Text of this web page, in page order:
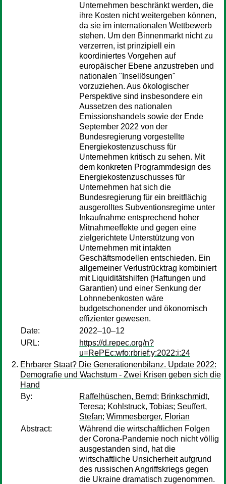
Unternehmen beschränkt werden, die
ihre Kosten nicht weitergeben können,
da sie im internationalen Wettbewerb
stehen. Um den Binnenmarkt nicht zu
verzerren, ist prinzipiell ein
koordiniertes Vorgehen auf
europäischer Ebene anzustreben und
nationalen "Insellösungen"
vorzuziehen. Aus ökologischer
Perspektive sind insbesondere ein
Aussetzen des nationalen
Emissionshandels sowie der Ende
September 2022 von der
Bundesregierung vorgestellte
Energiekostenzuschuss für
Unternehmen kritisch zu sehen. Mit
dem konkreten Programmdesign des
Energiekostenzuschusses für
Unternehmen hat sich die
Bundesregierung für ein breitflächig
ausgerolltes Subventionsregime unter
Inkaufnahme entsprechend hoher
Mitnahmeeffekte und gegen eine
zielgerichtete Unterstützung von
Unternehmen mit intakten
Geschäftsmodellen entschieden. Ein
allgemeiner Verlustrücktrag kombiniert
mit Liquiditätshilfen (Haftungen und
Garantien) und einer Senkung der
Lohnnebenkosten wäre
budgetschonender und ökonomisch
effizienter gewesen.
Date:
2022–10–12
URL:
https://d.repec.org/n?
u=RePEc:wfo:rbrief:y:2022:i:24
Ehrbarer Staat? Die Generationenbilanz. Update 2022:
Demografie und Wachstum - Zwei Krisen geben sich die
Hand
By:
Raffelhüschen, Bernd; Brinkschmidt,
Teresa; Kohlstruck, Tobias; Seuffert,
Stefan; Wimmesberger, Florian
Abstract:
Während die wirtschaftlichen Folgen
der Corona-Pandemie noch nicht völlig
ausgestanden sind, hat die
wirtschaftliche Unsicherheit aufgrund
des russischen Angriffskriegs gegen
die Ukraine dramatisch zugenommen.